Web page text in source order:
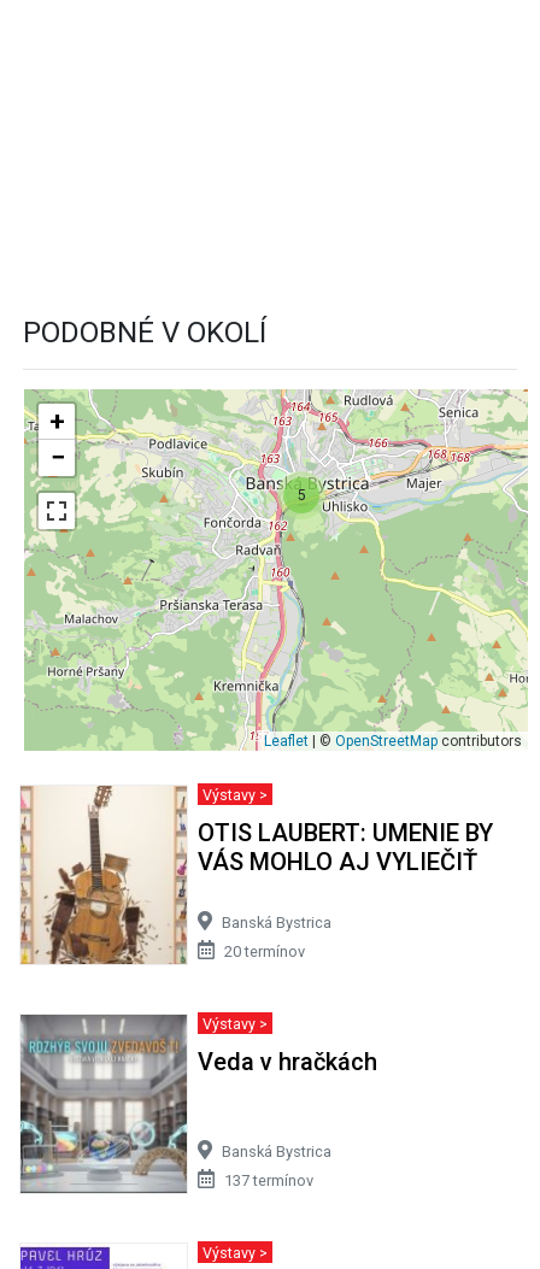
PODOBNÉ V OKOLÍ
5
+
−
Leaflet | © OpenStreetMap contributors
Výstavy >
OTIS LAUBERT: UMENIE BY
VÁS MOHLO AJ VYLIEČIŤ
Banská Bystrica
20 termínov
Výstavy >
Veda v hračkách
Banská Bystrica
137 termínov
Výstavy >